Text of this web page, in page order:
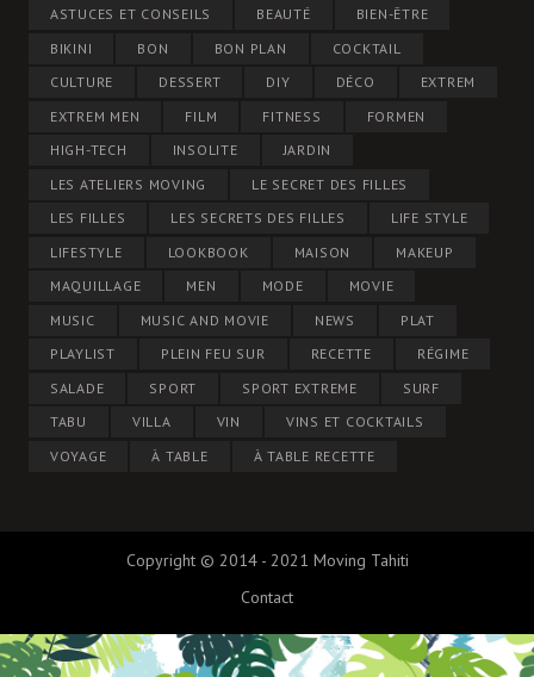
ASTUCES ET CONSEILS
BEAUTÉ
BIEN-ÊTRE
BIKINI
BON BON PLAN
COCKTAIL
CULTURE
DESSERT DIY DÉCO
EXTREM
EXTREM MEN
FILM FITNESS
FORMEN
HIGH-TECH
INSOLITE
JARDIN
LES ATELIERS MOVING
LE SECRET DES FILLES
LES FILLES
LES SECRETS DES FILLES
LIFE STYLE
LIFESTYLE
LOOKBOOK MAISON
MAKEUP
MAQUILLAGE
MEN MODE
MOVIE
MUSIC
MUSIC AND MOVIE NEWS
PLAT
PLAYLIST
PLEIN FEU SUR RECETTE
RÉGIME
SALADE
SPORT SPORT EXTREME
SURF
TABU
VILLA VIN
VINS ET COCKTAILS
VOYAGE
À TABLE À TABLE RECETTE
Copyright © 2014 - 2021 Moving Tahiti
Contact